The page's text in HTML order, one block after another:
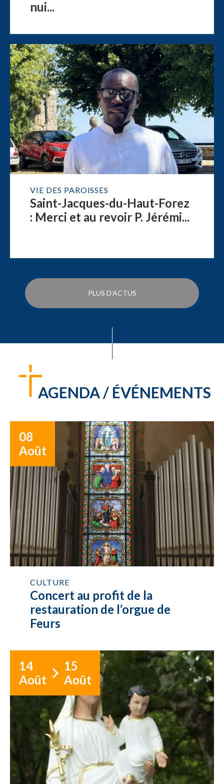
nui...
VIE DES PAROISSES
Saint-Jacques-du-Haut-Forez
: Merci et au revoir P. Jérémi...
PLUS D'ACTUS
AGENDA / ÉVÉNEMENTS
08
Août
CULTURE
Concert au profit de la
restauration de l’orgue de
Feurs
14
Août
15
Août